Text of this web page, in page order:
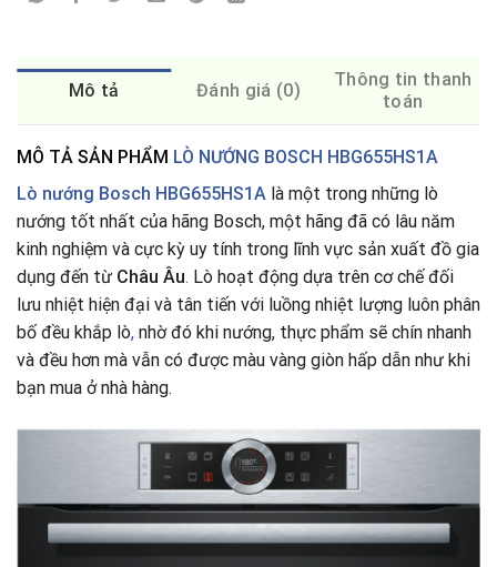
Mô tả Đánh giá (0)
Thông tin thanh
toán
MÔ TẢ SẢN PHẨM LÒ NƯỚNG BOSCH HBG655HS1A
Lò nướng Bosch HBG655HS1A là một trong những lò
nướng tốt nhất của hãng Bosch, một hãng đã có lâu năm
kinh nghiệm và cực kỳ uy tính trong lĩnh vực sản xuất đồ gia
dụng đến từ Châu Âu. Lò hoạt động dựa trên cơ chế đối
lưu nhiệt hiện đại và tân tiến với luồng nhiệt lượng luôn phân
bố đều khắp lò, nhờ đó khi nướng, thực phẩm sẽ chín nhanh
và đều hơn mà vẫn có được màu vàng giòn hấp dẫn như khi
bạn mua ở nhà hàng.